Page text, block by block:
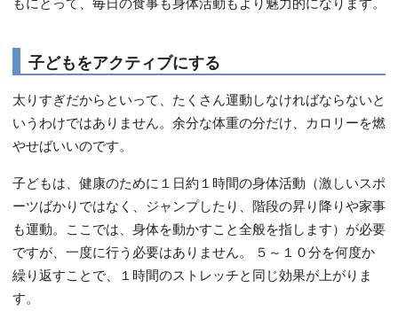
子どもをアクティブにする
太りすぎだからといって、たくさん運動しなければならないと
いうわけではありません。余分な体重の分だけ、カロリーを燃
やせばいいのです。
子どもは、健康のために１日約１時間の身体活動（激しいスポ
ーツばかりではなく、ジャンプしたり、階段の昇り降りや家事
も運動。ここでは、身体を動かすこと全般を指します）が必要
ですが、一度に行う必要はありません。 ５～１０分を何度か
繰り返すことで、１時間のストレッチと同じ効果が上がりま
す。